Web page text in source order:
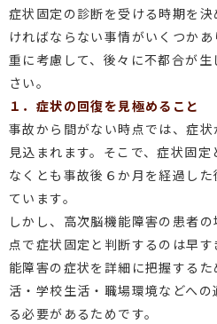
症状固定の診断を受ける時期を
ければならない事情がいくつか
重に考慮して、後々に不都合が
さい。
１．症状の回復を見極めること
事故から間がない時点では、症
見込まれます。そこで、症状固
なくとも事故後６か月を経過し
ています。
しかし、高次脳機能障害の患者
点で症状固定と判断するのは早
能障害の症状を詳細に把握する
活・学校生活・職場環境などへ
る必要があるためです。